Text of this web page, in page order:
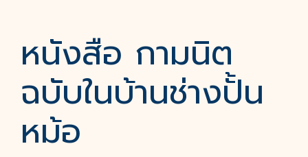
หนังสือ กามนิต
ฉบับในบ้านช่างปั้น
หม้อ